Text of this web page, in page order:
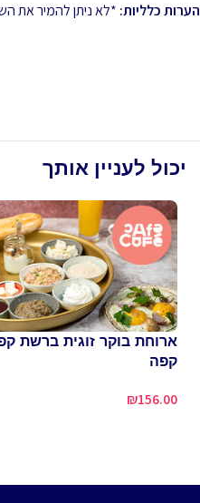
הערות כלליות: *לא ניתן להמיר את
יכול לעניין אותך
ארוחת בוקר זוגית ברשת
קפה
₪156.00